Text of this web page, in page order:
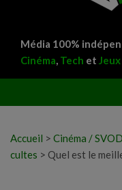
Média 100%
Cinéma, Tech et
Accueil > Cinéma / SVOD
cultes > Quel est le